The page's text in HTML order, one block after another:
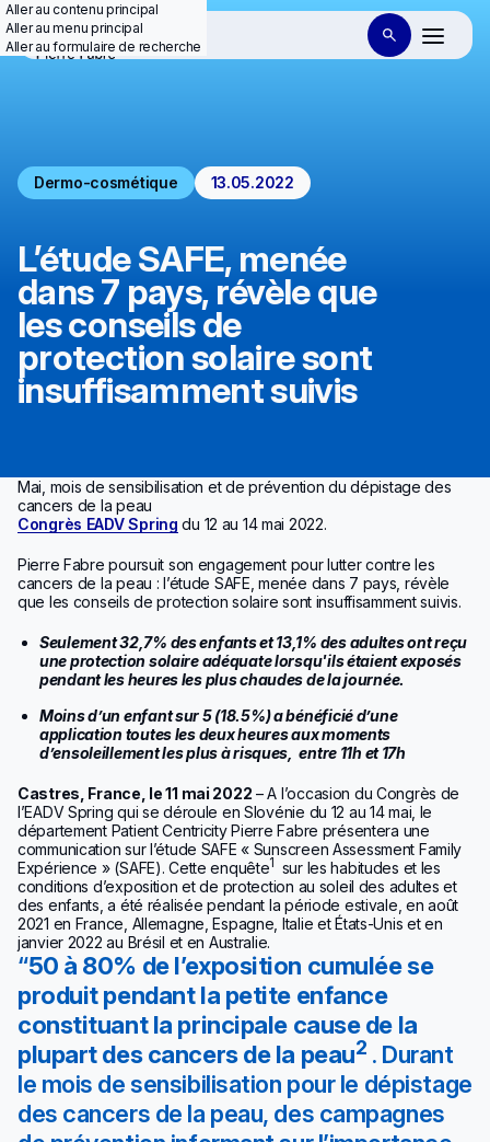
Aller au contenu principal
Aller au menu principal
Aller au formulaire de recherche
Dermo-cosmétique 13.05.2022
L’étude SAFE, menée
dans 7 pays, révèle que
les conseils de
protection solaire sont
insuffisamment suivis
Mai, mois de sensibilisation et de prévention du dépistage des
cancers de la peau
Congrès EADV Spring du 12 au 14 mai 2022.
Pierre Fabre poursuit son engagement pour lutter contre les
cancers de la peau : l’étude SAFE, menée dans 7 pays, révèle
que les conseils de protection solaire sont insuffisamment suivis.
Seulement 32,7% des enfants et 13,1% des adultes ont reçu
une protection solaire adéquate lorsqu'ils étaient exposés
pendant les heures les plus chaudes de la journée.
Moins d’un enfant sur 5 (18.5%) a bénéficié d’une
application toutes les deux heures aux moments
d’ensoleillement les plus à risques,
entre 11h et 17h
Castres, France, le 11 mai 2022 – A l’occasion du Congrès de
l’EADV Spring qui se déroule en Slovénie du 12 au 14 mai, le
département Patient Centricity Pierre Fabre présentera une
communication sur l’étude SAFE « Sunscreen Assessment Family
Expérience » (SAFE). Cette enquête1
sur les habitudes et les
conditions d’exposition et de protection au soleil des adultes et
des enfants, a été réalisée pendant la période estivale, en août
2021 en France, Allemagne, Espagne, Italie et États-Unis et en
janvier 2022 au Brésil et en Australie.
50 à 80% de l’exposition cumulée se
produit pendant la petite enfance
constituant la principale cause de la
plupart des cancers de la peau2 . Durant
le mois de sensibilisation pour le dépistage
des cancers de la peau, des campagnes